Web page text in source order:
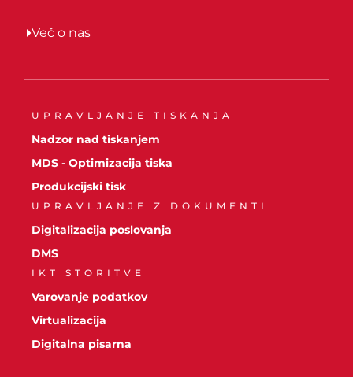
Več o nas
UPRAVLJANJE TISKANJA
Nadzor nad tiskanjem
MDS - Optimizacija tiska
Produkcijski tisk
UPRAVLJANJE Z DOKUMENTI
Digitalizacija poslovanja
DMS
IKT STORITVE
Varovanje podatkov
Virtualizacija
Digitalna pisarna